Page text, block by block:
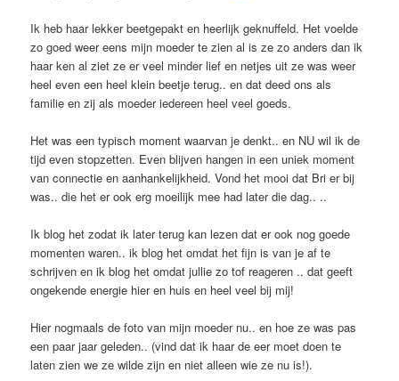
Ik heb haar lekker beetgepakt en heerlijk geknuffeld. Het voelde
zo goed weer eens mijn moeder te zien al is ze zo anders dan ik
haar ken al ziet ze er veel minder lief en netjes uit ze was weer
heel even een heel klein beetje terug.. en dat deed ons als
familie en zij als moeder iedereen heel veel goeds.
Het was een typisch moment waarvan je denkt.. en NU wil ik de
tijd even stopzetten. Even blijven hangen in een uniek moment
van connectie en aanhankelijkheid. Vond het mooi dat Bri er bij
was.. die het er ook erg moeilijk mee had later die dag.. ..
Ik blog het zodat ik later terug kan lezen dat er ook nog goede
momenten waren.. ik blog het omdat het fijn is van je af te
schrijven en ik blog het omdat jullie zo tof reageren .. dat geeft
ongekende energie hier en huis en heel veel bij mij!
Hier nogmaals de foto van mijn moeder nu.. en hoe ze was pas
een paar jaar geleden.. (vind dat ik haar de eer moet doen te
laten zien we ze wilde zijn en niet alleen wie ze nu is!).